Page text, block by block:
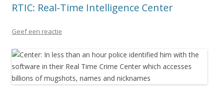
RTIC: Real-Time Intelligence Center
Geef een reactie